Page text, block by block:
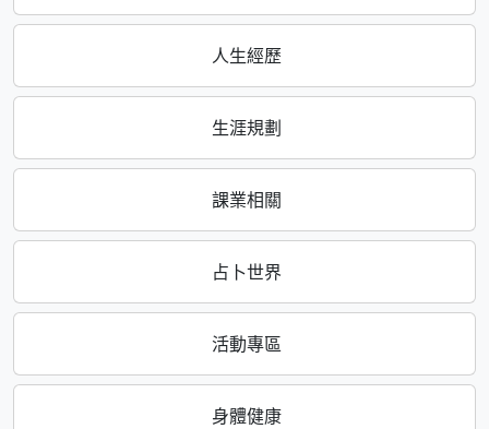
人生經歷
生涯規劃
課業相關
占卜世界
活動專區
身體健康